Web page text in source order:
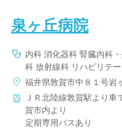
泉ヶ丘病院
内科 消化器科 腎臓内科
科 放射線科 リハビリテ
福井県敦賀市中８１号岩
ＪＲ北陸線敦賀駅より
賀市内より
定期専用バスあり